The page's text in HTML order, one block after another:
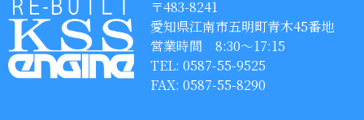
〒483-8241
愛知県江南市五明町青木45番地
営業時間 8:30〜17:15
TEL: 0587-55-9525
FAX: 0587-55-8290